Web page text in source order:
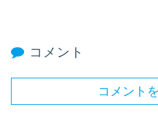
コメント
コメント